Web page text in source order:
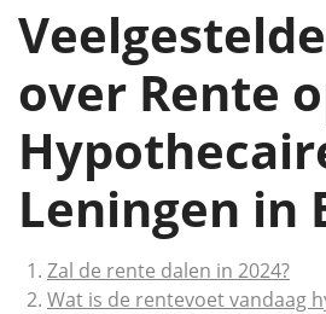
over Rente
Leningen in
Zal de rente dalen in 2024?
Wat is de rentevoet vandaag